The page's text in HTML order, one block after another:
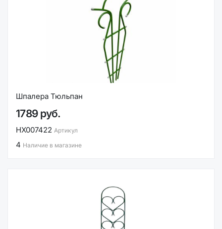
Шпалера Тюльпан
1789 руб.
НХ007422 Артикул
4 Наличие в магазине